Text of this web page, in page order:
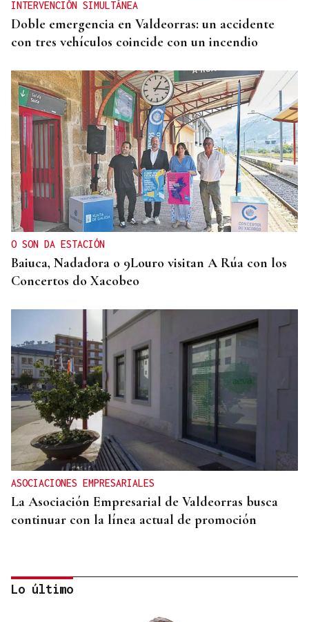
INTERVENCIÓN SIMULTÁNEA
Doble emergencia en Valdeorras: un accidente
con tres vehículos coincide con un incendio
O SON DA ESTACIÓN
Baiuca, Nadadora o 9Louro visitan A Rúa con los
Concertos do Xacobeo
ASOCIACIONES EMPRESARIALES
La Asociación Empresarial de Valdeorras busca
continuar con la línea actual de promoción
Lo último